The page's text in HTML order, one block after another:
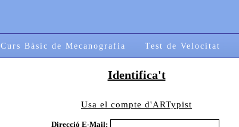
Curs Bàsic de Mecanografia Test de Velocitat
Identifica't
Usa el compte d'ARTypist
Direcció E-Mail: